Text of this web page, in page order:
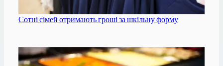
Сотні сімей отримають гроші за шкільну форму